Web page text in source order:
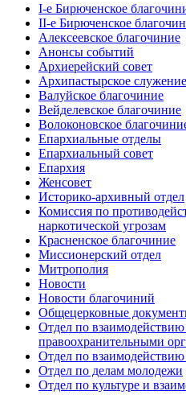
I-е Бирюченское
II-е Бирюченское
Алексеевское благочиние
Анонсы событий
Архиерейский совет
Архипастырское служение
Валуйское благочиние
Вейделевское благочиние
Волоконовское
Епархиальные отделы
Епархиальный совет
Епархия
Женсовет
Историко-архивный отдел
Комиссия по
наркотической угрозам
Красненское благочиние
Миссионерский отдел
Митрополия
Новости
Новости благочиний
Общецерковные
Отдел по
правоохранительными
Отдел по взаимодействию
Отдел по делам молодежи
Отдел по культуре и